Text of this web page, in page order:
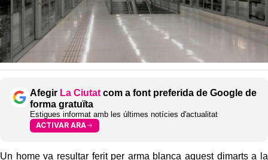
Afegir La Ciutat com a font preferida de Google de
forma gratuïta
Estigues informat amb les últimes notícies d'actualitat
ACTIVAR ARA
Un home va resultar ferit per arma blanca aquest dimarts a la